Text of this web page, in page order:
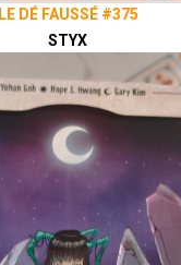
LE DÉ FAUSSÉ #375
STYX